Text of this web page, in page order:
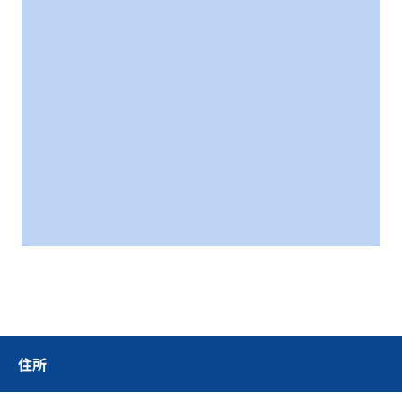
住所